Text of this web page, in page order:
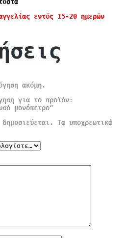
εντός 15-20 ημερών
ακόμη.
για το προϊόν:
μονόπετρο”
Τα υποχρεωτικά